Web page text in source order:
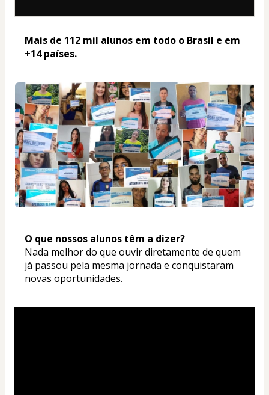
Mais de 112 mil alunos em todo o Brasil e em
+14 países.
O que nossos alunos têm a dizer?
Nada melhor do que ouvir diretamente de quem
já passou pela mesma jornada e conquistaram
novas oportunidades.